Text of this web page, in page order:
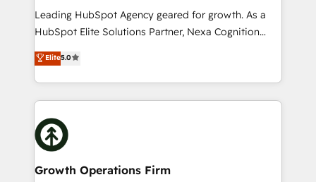
HubSpot customers and we'd love to work with you
too! Clients come to us for: Advanced CRM solutions
HubSpot Data System Migrations between systems
to HubSpot New lead generation strategies Time-
website development Award-winning creative
design We live and breathe HubSpot and are ready
Leading HubSpot Agency geared for growth. As a
HubSpot Elite Solutions Partner, Nexa Cognition
ranks in the top 1% of global HubSpot Partners and
has been one of the longest-standing partners since
2012. We empower businesses to harness the full
potential of HubSpot by combining strategic
insights with technical excellence, we deliver
bespoke HubSpot solutions tailored to drive
measurable growth and operational efficiency. Why
Choose Nexa Cognition? 🚀 HubSpot Expertise: Our
Elite5.0
Growth Operations Firm